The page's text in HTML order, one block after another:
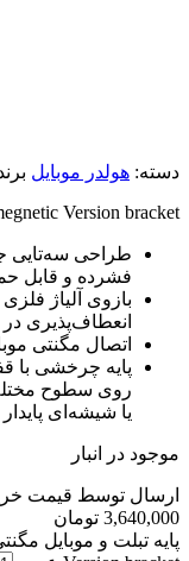
دسته: هولدر موبایل
Version bracket
فشرده و قابل
انعطاف‌پذیری در
اتصال مگنتی
روی سطوح
یا شیشه‌ای
موجود در انبار
ارسال توسط قیمت
3,640,000 تومان